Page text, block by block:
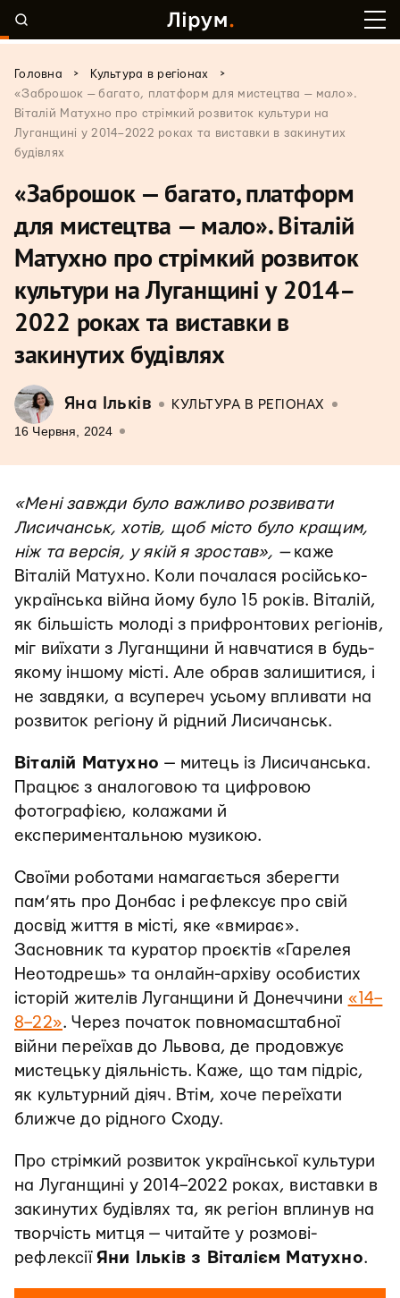
Головна > Культура в регіонах
>
«Заброшок — багато, платформ для мистецтва — мало».
Віталій Матухно про стрімкий розвиток культури на
Луганщині у 2014–2022 роках та виставки в закинутих
будівлях
«Заброшок — багато, платформ
для мистецтва — мало». Віталій
Матухно про стрімкий розвиток
культури на Луганщині у 2014–
2022 роках та виставки в
закинутих будівлях
Яна Ільків КУЛЬТУРА В РЕГІОНАХ
16 Червня, 2024
«Мені завжди було важливо розвивати
Лисичанськ, хотів, щоб місто було кращим,
ніж та версія, у якій я зростав», — каже
Віталій Матухно. Коли почалася російсько-
українська війна йому було 15 років. Віталій,
як більшість молоді з прифронтових регіонів,
міг виїхати з Луганщини й навчатися в будь-
якому іншому місті. Але обрав залишитися, і
не завдяки, а всупереч усьому впливати на
розвиток регіону й рідний Лисичанськ.
Віталій Матухно— митець із Лисичанська.
Працює з аналоговою та цифровою
фотографією, колажами й
експериментальною музикою.
Своїми роботами намагається зберегти
пам’ять про Донбас і рефлексує про свій
досвід життя в місті, яке «вмирає».
Засновник та куратор проєктів «Гарелея
Неотодрешь» та онлайн-архіву особистих
історій жителів Луганщини й Донеччини «14–
8–22». Через початок повномасштабної
війни переїхав до Львова, де продовжує
мистецьку діяльність. Каже, що там підріс,
як культурний діяч. Втім, хоче переїхати
ближче до рідного Сходу.
Про стрімкий розвиток української культури
на Луганщині у 2014–2022 роках, виставки в
закинутих будівлях та, як регіон вплинув на
творчість митця — читайте у розмові-
рефлексії Яни Ільків з Віталієм Матухно.